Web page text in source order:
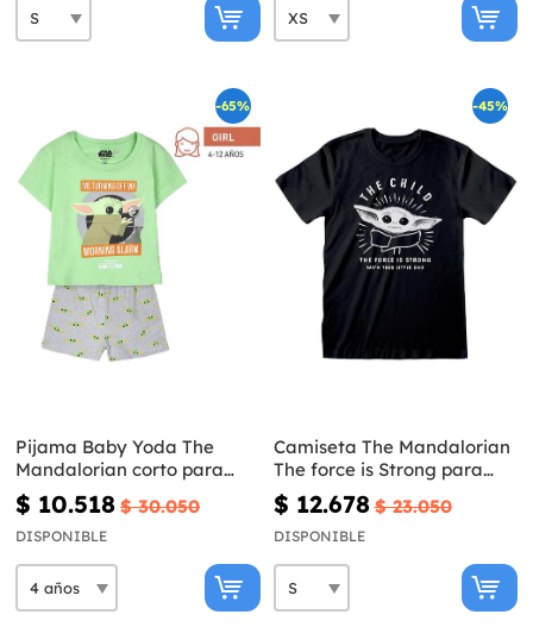
-65%
Pijama Baby Yoda The
Mandalorian corto para
niña - Star Wars
$ 10.518 $ 30.050
DISPONIBLE
-45%
Camiseta The Mandalorian
The force is Strong para
adulto - Star Wars
$ 12.678 $ 23.050
DISPONIBLE